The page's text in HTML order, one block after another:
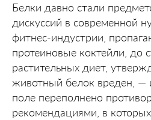
Белки давно стали
дискуссий в современной
фитнес-индустрии,
протеиновые коктейли, до
растительных диет,
животный белок вреден, —
поле переполнено
рекомендациями, в